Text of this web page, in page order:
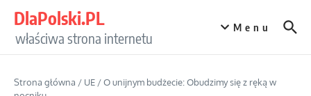
DlaPolski.PL
właściwa strona internetu
Menu
Strona główna / UE /O unijnym budżecie: Obudzimy się z ręką w